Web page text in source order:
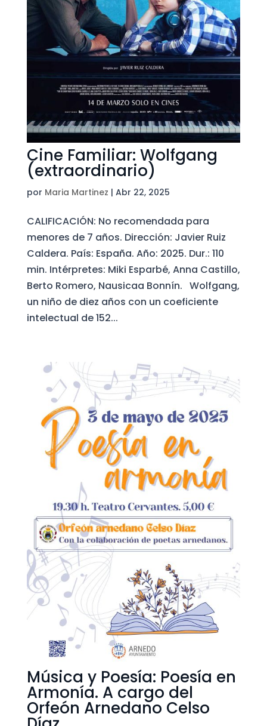
Cine Familiar: Wolfgang
(extraordinario)
por Maria Martinez | Abr 22, 2025
CALIFICACIÓN: No recomendada para
menores de 7 años. Dirección: Javier Ruiz
Caldera. País: España. Año: 2025. Dur.: 110
min. Intérpretes: Miki Esparbé, Anna Castillo,
Berto Romero, Nausicaa Bonnín. Wolfgang,
un niño de diez años con un coeficiente
intelectual de 152...
Música y Poesía: Poesía en
Armonía. A cargo del
Orfeón Arnedano Celso